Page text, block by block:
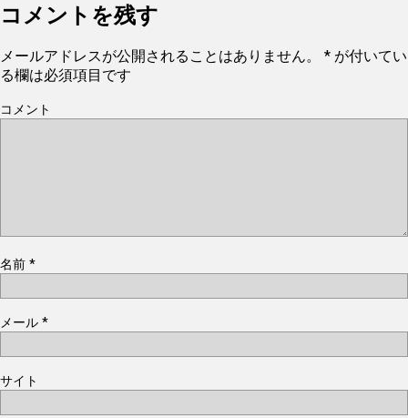
コメントを残す
メールアドレスが公開されることはありません。 * が付いてい
る欄は必須項目です
コメント
名前 *
メール *
サイト